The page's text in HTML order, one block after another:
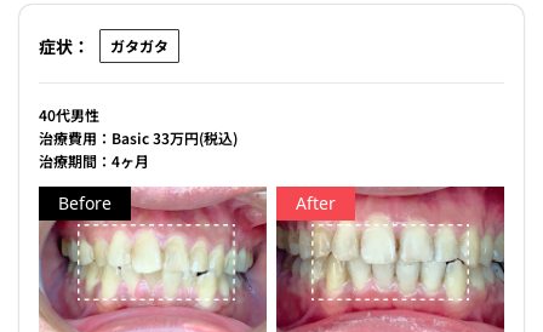
症状： ガタガタ
40代男性
治療費用：Basic 33万円(税込)
治療期間：4ヶ月
Before After